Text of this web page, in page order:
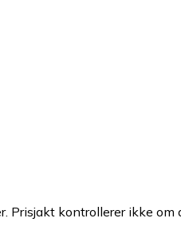
Prisjakt kontrollerer ikke